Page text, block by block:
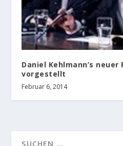
Daniel Kehlmann’s neuer
vorgestellt
Februar 6, 2014